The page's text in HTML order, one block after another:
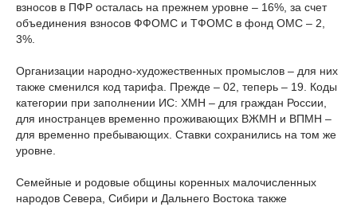
взносов в ПФР осталась на прежнем уровне – 16%, за счет
объединения взносов ФФОМС и ТФОМС в фонд ОМС – 2,
3%.
Организации народно-художественных промыслов – для них
также сменился код тарифа. Прежде – 02, теперь – 19. Коды
категории при заполнении ИС: ХМН – для граждан России,
для иностранцев временно проживающих ВЖМН и ВПМН –
для временно пребывающих. Ставки сохранились на том же
уровне.
Семейные и родовые общины коренных малочисленных
народов Севера, Сибири и Дальнего Востока также